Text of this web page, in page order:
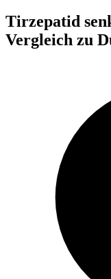
Tirzepatid
Vergleich zu